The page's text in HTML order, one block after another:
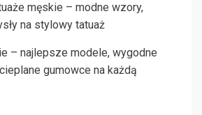
męskie – modne wzory,
na stylowy tatuaż
– najlepsze modele, wygodne
gumowce na każdą